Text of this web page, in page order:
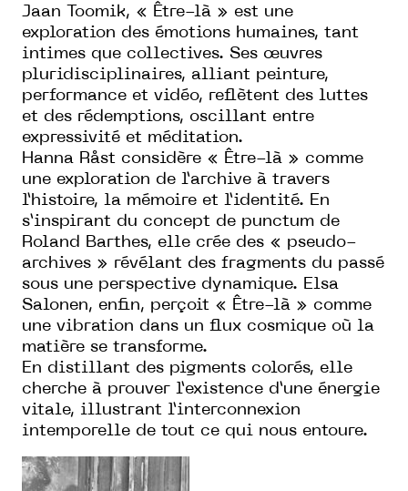
Jaan Toomik, « Être-là » est une
exploration des émotions humaines, tant
intimes que collectives. Ses œuvres
pluridisciplinaires, alliant peinture,
performance et vidéo, reflètent des luttes
et des rédemptions, oscillant entre
expressivité et méditation.
Hanna Råst considère « Être-là » comme
une exploration de l’archive à travers
l’histoire, la mémoire et l’identité. En
s’inspirant du concept de punctum de
Roland Barthes, elle crée des « pseudo-
archives » révélant des fragments du passé
sous une perspective dynamique. Elsa
Salonen, enfin, perçoit « Être-là » comme
une vibration dans un flux cosmique où la
matière se transforme.
En distillant des pigments colorés, elle
cherche à prouver l’existence d’une énergie
vitale, illustrant l’interconnexion
intemporelle de tout ce qui nous entoure.